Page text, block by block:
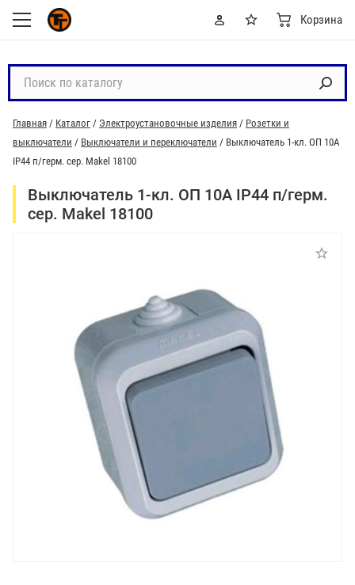
Корзина
с
к
п
о
а
Главная / Каталог / Электроустановочные изделия / Розетки и
выключатели / Выключатели и переключатели / Выключатель 1-кл. ОП 10А
IP44 п/герм. сер. Makel 18100
Выключатель 1-кл. ОП 10А IP44 п/герм.
сер. Makel 18100